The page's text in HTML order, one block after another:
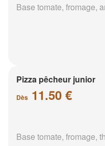
Base tomate, fromage,
Pizza pêcheur junior
Dès 11.50 €
Base tomate, fromage,